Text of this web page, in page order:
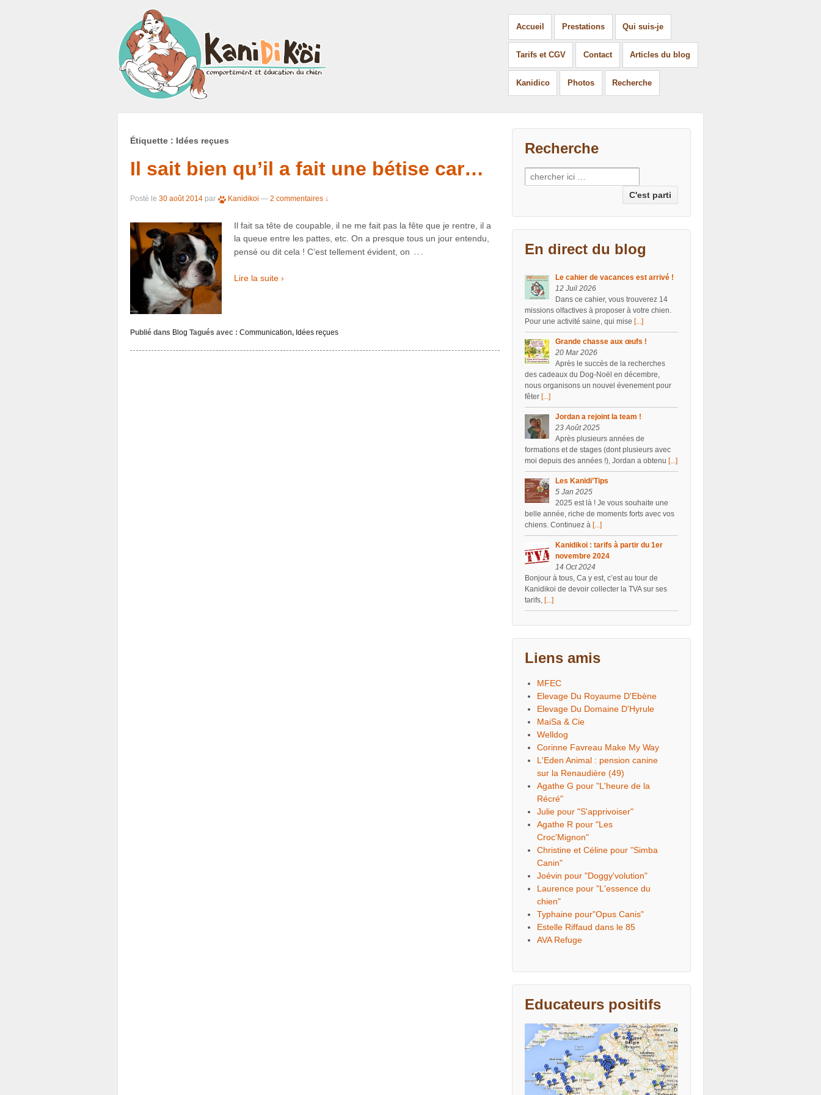
Accueil Prestations Qui suis-je
Tarifs et CGV Contact Articles du blog
Kanidico Photos Recherche
Étiquette : Idées reçues
Il sait bien qu’il a fait une bétise car…
Posté le 30 août 2014 par Kanidikoi — 2 commentaires ↓
Il fait sa tête de coupable, il ne me fait pas la fête que je rentre, il a
la queue entre les pattes, etc. On a presque tous un jour entendu,
pensé ou dit cela ! C’est tellement évident, on …
Lire la suite ›
Publié dans Blog Tagués avec : Communication, Idées reçues
Recherche
Recherche pour:
En direct du blog
Le cahier de vacances est arrivé !
12 Juil 2026
Dans ce cahier, vous trouverez 14
missions olfactives à proposer à votre chien.
Pour une activité saine, qui mise [...]
Grande chasse aux œufs !
20 Mar 2026
Après le succès de la recherches
des cadeaux du Dog-Noël en décembre,
nous organisons un nouvel évenement pour
fêter [...]
Jordan a rejoint la team !
23 Août 2025
Après plusieurs années de
formations et de stages (dont plusieurs avec
moi depuis des années !), Jordan a obtenu [...]
Les Kanidi’Tips
5 Jan 2025
2025 est là ! Je vous souhaite une
belle année, riche de moments forts avec vos
chiens. Continuez à [...]
Kanidikoi : tarifs à partir du 1er
novembre 2024
14 Oct 2024
Bonjour à tous, Ca y est, c’est au tour de
Kanidikoi de devoir collecter la TVA sur ses
tarifs, [...]
Liens amis
MFEC
Elevage Du Royaume D'Ebène
Elevage Du Domaine D'Hyrule
MaiSa & Cie
Welldog
Corinne Favreau Make My Way
L'Eden Animal : pension canine
sur la Renaudière (49)
Agathe G pour "L'heure de la
Récré"
Julie pour "S'apprivoiser"
Agathe R pour "Les
Croc'Mignon"
Christine et Céline pour "Simba
Canin"
Joévin pour "Doggy'volution"
Laurence pour "L'essence du
chien"
Typhaine pour"Opus Canis"
Estelle Riffaud dans le 85
AVA Refuge
Educateurs positifs